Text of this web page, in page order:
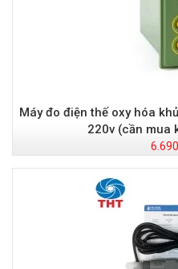
Máy đo điện thế oxy hóa
220v (cần mua